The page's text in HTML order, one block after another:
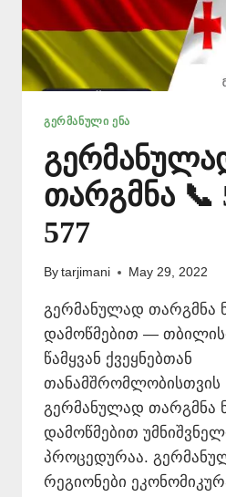
ᲒᲔᲠᲛᲐᲜᲣᲚᲘ ᲔᲜᲐ
თარგმნა 📞
577
By tarjimani May 29, 2022
გერმანულად თარგმნა
დამოწმებით —
წამყვან ქვეყნებთან
თანამშრომლობისთვის
გერმანულად თარგმნა
დამოწმებით
პროცედურაა.
რეგიონები